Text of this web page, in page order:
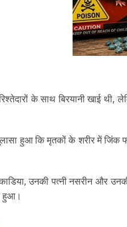
के साथ बिरयानी खाई
हुआ कि मृतकों के शरीर में
उनकी पत्नी नसरीन और
हुआ।